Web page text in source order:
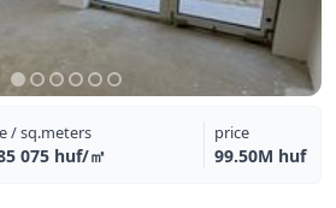
/ sq.meters
075 huf/㎡
price
99.50M huf